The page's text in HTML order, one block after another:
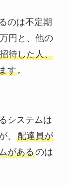
のは不定期
円と、他の
待した人、
す。
システムは
、 配達員が
があるのは